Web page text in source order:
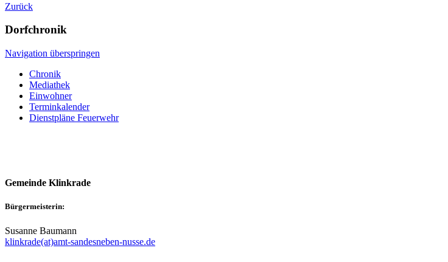
Zurück
Dorfchronik
Navigation überspringen
Chronik
Mediathek
Einwohner
Terminkalender
Dienstpläne Feuerwehr
Gemeinde Klinkrade
Bürgermeisterin:
Susanne Baumann
klinkrade(at)amt-sandesneben-nusse.de